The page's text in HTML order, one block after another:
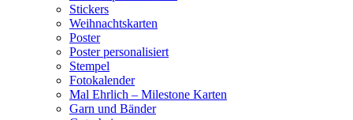
Stickers
Weihnachtskarten
Poster
Poster personalisiert
Stempel
Fotokalender
Mal Ehrlich – Milestone Karten
Garn und Bänder